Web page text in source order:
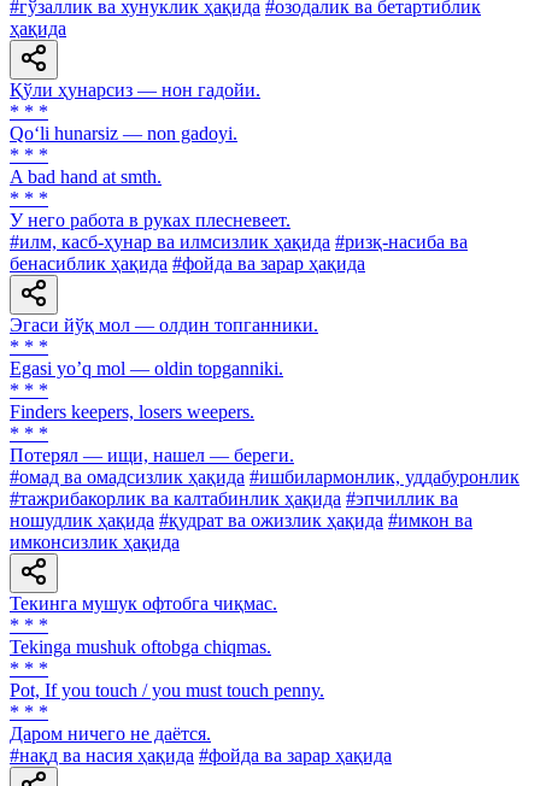
#гўзаллик ва хунуклик ҳақида #озодалик ва бетартиблик
ҳақида
Қўли ҳунарсиз — нон гадойи.
* * *
Qo‘li hunarsiz — non gadoyi.
* * *
A bad hand at smth.
* * *
У него работа в руках плесневеет.
#илм, касб-ҳунар ва илмсизлик ҳақида #ризқ-насиба ва
бенасиблик ҳақида #фойда ва зарар ҳақида
Эгаси йўқ мол — олдин топганники.
* * *
Egasi yoʼq mol — oldin topganniki.
* * *
Finders keepers, losers weepers.
* * *
Потерял — ищи, нашел — береги.
#омад ва омадсизлик ҳақида #ишбилармонлик, уддабуронлик
#тажрибакорлик ва калтабинлик ҳақида #эпчиллик ва
ношудлик ҳақида #қудрат ва ожизлик ҳақида #имкон ва
имконсизлик ҳақида
Текинга мушук офтобга чиқмас.
* * *
Tekinga mushuk oftobga chiqmas.
* * *
Pot, If you touch / you must touch penny.
* * *
Даром ничего не даётся.
#нақд ва насия ҳақида #фойда ва зарар ҳақида